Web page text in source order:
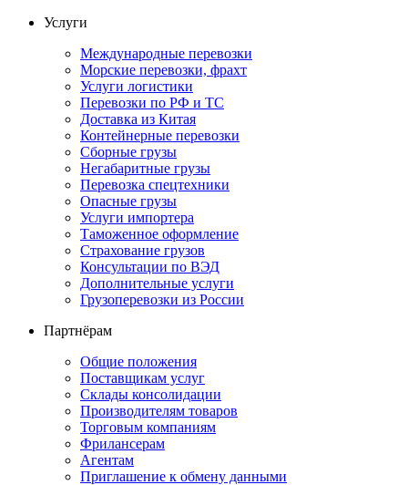
Услуги
Международные перевозки
Морские перевозки, фрахт
Услуги логистики
Перевозки по РФ и ТС
Доставка из Китая
Контейнерные перевозки
Сборные грузы
Негабаритные грузы
Перевозка спецтехники
Опасные грузы
Услуги импортера
Таможенное оформление
Страхование грузов
Консультации по ВЭД
Дополнительные услуги
Грузоперевозки из России
Партнёрам
Общие положения
Поставщикам услуг
Склады консолидации
Производителям товаров
Торговым компаниям
Фрилансерам
Агентам
Приглашение к обмену данными